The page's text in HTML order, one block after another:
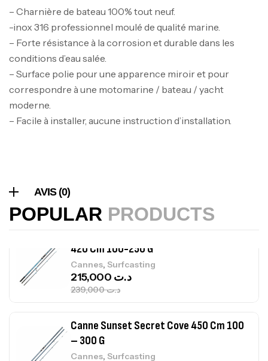
– Charnière de bateau 100% tout neuf.
-inox 316 professionnel moulé de qualité marine.
– Forte résistance à la corrosion et durable dans les
conditions d’eau salée.
– Surface polie pour une apparence miroir et pour
correspondre à une motomarine / bateau / yacht
moderne.
– Facile à installer, aucune instruction d’installation.
AVIS (0)
POPULAR PRODUCTS
Cannes,Jigging
د.ت379,000
د.ت340,000
Foureau Kalli Kunnan Funda 1.70m
Expanded
Bagagerie
د.ت378,000
Accastillage bateau
د.ت367,000
420 Cm 100-250 G
Cannes, Surfcasting
د.ت239,000
د.ت
Canne Sunset Secret Cove 450 Cm 100
– 300 G
Cannes, Surfcasting